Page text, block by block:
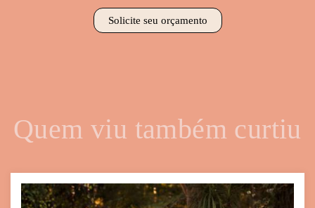
Solicite seu orçamento
Quem viu também curtiu